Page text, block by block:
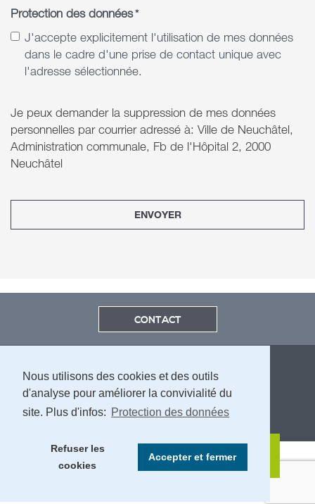
Nous utilisons des cookies et des outils
d'analyse pour améliorer la convivialité du
site. Plus d'infos: Protection des données
Refuser les
cookies
Accepter et fermer
Protection des données*
J'accepte explicitement l'utilisation de mes données
dans le cadre d'une prise de contact unique avec
l'adresse sélectionnée.
Je peux demander la suppression de mes données
personnelles par courrier adressé à: Ville de Neuchâtel,
Administration communale, Fb de l'Hôpital 2, 2000
Neuchâtel
ENVOYER
CONTACT